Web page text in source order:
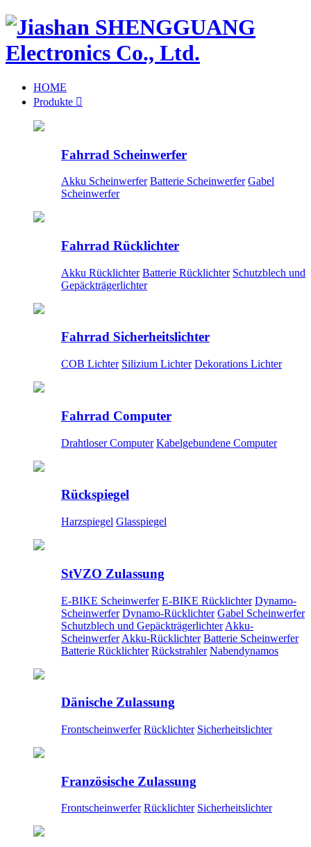
HOME
Produkte 
Fahrrad Scheinwerfer
Akku Scheinwerfer Batterie Scheinwerfer Gabel
Scheinwerfer
Fahrrad Rücklichter
Akku Rücklichter Batterie Rücklichter Schutzblech und
Gepäckträgerlichter
Fahrrad Sicherheitslichter
COB Lichter Silizium Lichter Dekorations Lichter
Fahrrad Computer
Drahtloser Computer Kabelgebundene Computer
Rückspiegel
Harzspiegel Glasspiegel
StVZO Zulassung
E-BIKE Scheinwerfer E-BIKE Rücklichter Dynamo-
Scheinwerfer Dynamo-Rücklichter Gabel Scheinwerfer
Schutzblech und Gepäckträgerlichter Akku-
Scheinwerfer Akku-Rücklichter Batterie Scheinwerfer
Batterie Rücklichter Rückstrahler Nabendynamos
Dänische Zulassung
Frontscheinwerfer Rücklichter Sicherheitslichter
Französische Zulassung
Frontscheinwerfer Rücklichter Sicherheitslichter